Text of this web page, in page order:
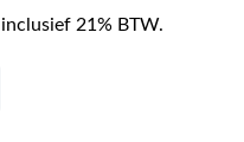
21% BTW.